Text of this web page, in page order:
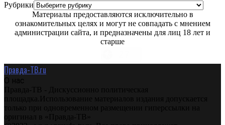
Рубрики
Материалы предоставляются исключительно в
ознакомительных целях и могут не совпадать с мнением
администрации сайта, и предназначены для лиц 18 лет и
старше
Правда-ТВ.ru
О нас
Правда-ТВ - Дискуссионно политическая
площадка.Использование материалов издания допускается
только при одновременном размещении гиперссылки на
оригинал в «Правда-ТВ»